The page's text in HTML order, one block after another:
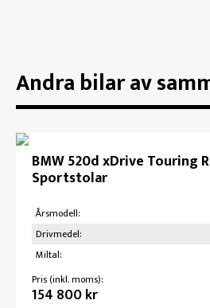
Andra bilar av
BMW 520d xDrive Touring
Sportstolar
Årsmodell:
Drivmedel:
Miltal:
Pris (inkl. moms):
154 800 kr